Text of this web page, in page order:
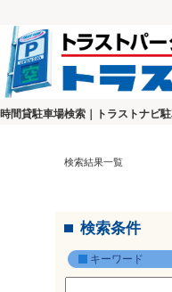
時間貸駐車場検索｜トラストナビ
検索結果一覧
検索条件
キーワード